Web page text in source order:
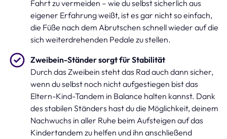
Fahrt zu vermeiden – wie du selbst sicherlich aus
eigener Erfahrung weißt, ist es gar nicht so einfach,
die Füße nach dem Abrutschen schnell wieder auf die
sich weiterdrehenden Pedale zu stellen.
Zweibein-Ständer sorgt für Stabilität
Durch das Zweibein steht das Rad auch dann sicher,
wenn du selbst noch nicht aufgestiegen bist das
Eltern-Kind-Tandem in Balance halten kannst. Dank
des stabilen Ständers hast du die Möglichkeit, deinem
Nachwuchs in aller Ruhe beim Aufsteigen auf das
Kindertandem zu helfen und ihn anschließend